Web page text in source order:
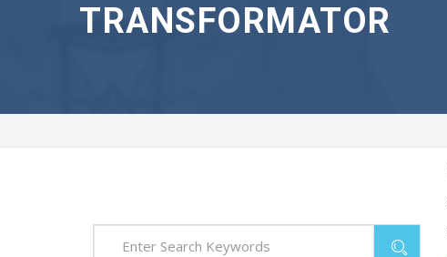
TRANSFORMATOR